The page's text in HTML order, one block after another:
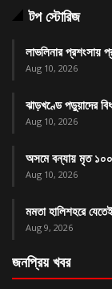
টপ স্টোরিজ
লাভলিনার প্রশংসায়
Aug 10, 2026
ঝাড়খণ্ডে পড়ুয়াদের
Aug 10, 2026
অসমে বন্যায় মৃত ১০০
Aug 10, 2026
মমতা হালিশহরে
Aug 9, 2026
জনপ্রিয় খবর